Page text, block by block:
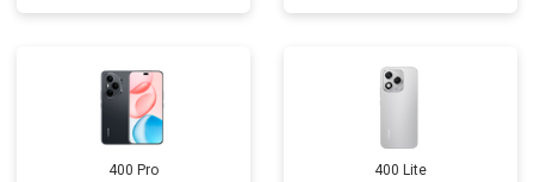
400 Pro 400 Lite